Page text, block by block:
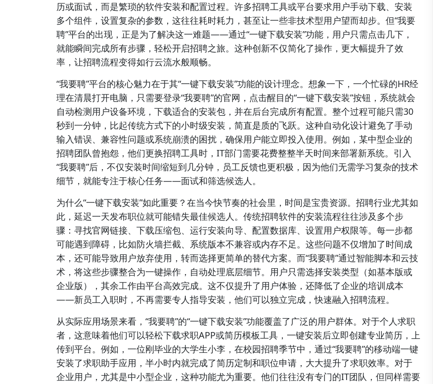
历或面试，而是繁琐的软件安装和配置过程。许多招聘工具或平台要求用户手动下载、安装
多个组件，设置复杂的参数，这往往耗时耗力，甚至让一些非技术型用户望而却步。但“我要
聘”平台的出现，正是为了解决这一难题——通过“一键下载安装”功能，用户只需点击几下，
就能瞬间完成所有步骤，轻松开启招聘之旅。这种创新不仅简化了操作，更大幅提升了效
率，让招聘流程变得如行云流水般顺畅。
“我要聘”平台的核心魅力在于其“一键下载安装”功能的设计理念。想象一下，一个忙碌的HR经
理在清晨打开电脑，只需要登录“我要聘”的官网，点击醒目的“一键下载安装”按钮，系统就会
自动检测用户设备环境，下载适合的安装包，并在后台完成所有配置。整个过程可能只需30
秒到一分钟，比起传统方式下的小时级安装，简直是质的飞跃。这种自动化设计避免了手动
输入错误、兼容性问题或系统崩溃的困扰，确保用户能立即投入使用。例如，某中型企业的
招聘团队曾抱怨，他们更换招聘工具时，IT部门需要花费整整半天时间来部署新系统。引入
“我要聘”后，不仅安装时间缩短到几分钟，员工反馈也更积极，因为他们无需学习复杂的技术
细节，就能专注于核心任务——面试和筛选候选人。
为什么“一键下载安装”如此重要？在当今快节奏的社会里，时间是宝贵资源。招聘行业尤其如
此，延迟一天发布职位就可能错失最佳候选人。传统招聘软件的安装流程往往涉及多个步
骤：寻找官网链接、下载压缩包、运行安装向导、配置数据库、设置用户权限等。每一步都
可能遇到障碍，比如防火墙拦截、系统版本不兼容或内存不足。这些问题不仅增加了时间成
本，还可能导致用户放弃使用，转而选择更简单的替代方案。而“我要聘”通过智能脚本和云技
术，将这些步骤整合为一键操作，自动处理底层细节。用户只需选择安装类型（如基本版或
企业版），其余工作由平台高效完成。这不仅提升了用户体验，还降低了企业的培训成本
——新员工入职时，不再需要专人指导安装，他们可以独立完成，快速融入招聘流程。
从实际应用场景来看，“我要聘”的“一键下载安装”功能覆盖了广泛的用户群体。对于个人求职
者，这意味着他们可以轻松下载求职APP或简历模板工具，一键安装后立即创建专业简历，上
传到平台。例如，一位刚毕业的大学生小李，在校园招聘季节中，通过“我要聘”的移动端一键
安装了求职助手应用，半小时内就完成了简历定制和职位申请，大大提升了求职效率。对于
企业用户，尤其是中小型企业，这种功能尤为重要。他们往往没有专门的IT团队，但同样需要